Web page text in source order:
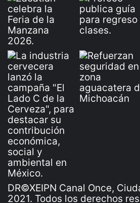
DR©XEIPN Canal Once,
2021. Todos los derechos